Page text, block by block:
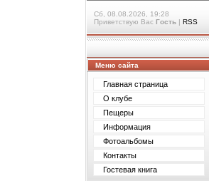
Сб, 08.08.2026, 19:28
Приветствую Вас Гость | RSS
Меню сайта
Главная страница
О клубе
Пещеры
Информация
Фотоальбомы
Контакты
Гостевая книга